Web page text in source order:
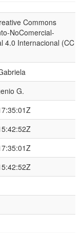
Commons
NoComercial-
4.0 Internacional (CC
G.